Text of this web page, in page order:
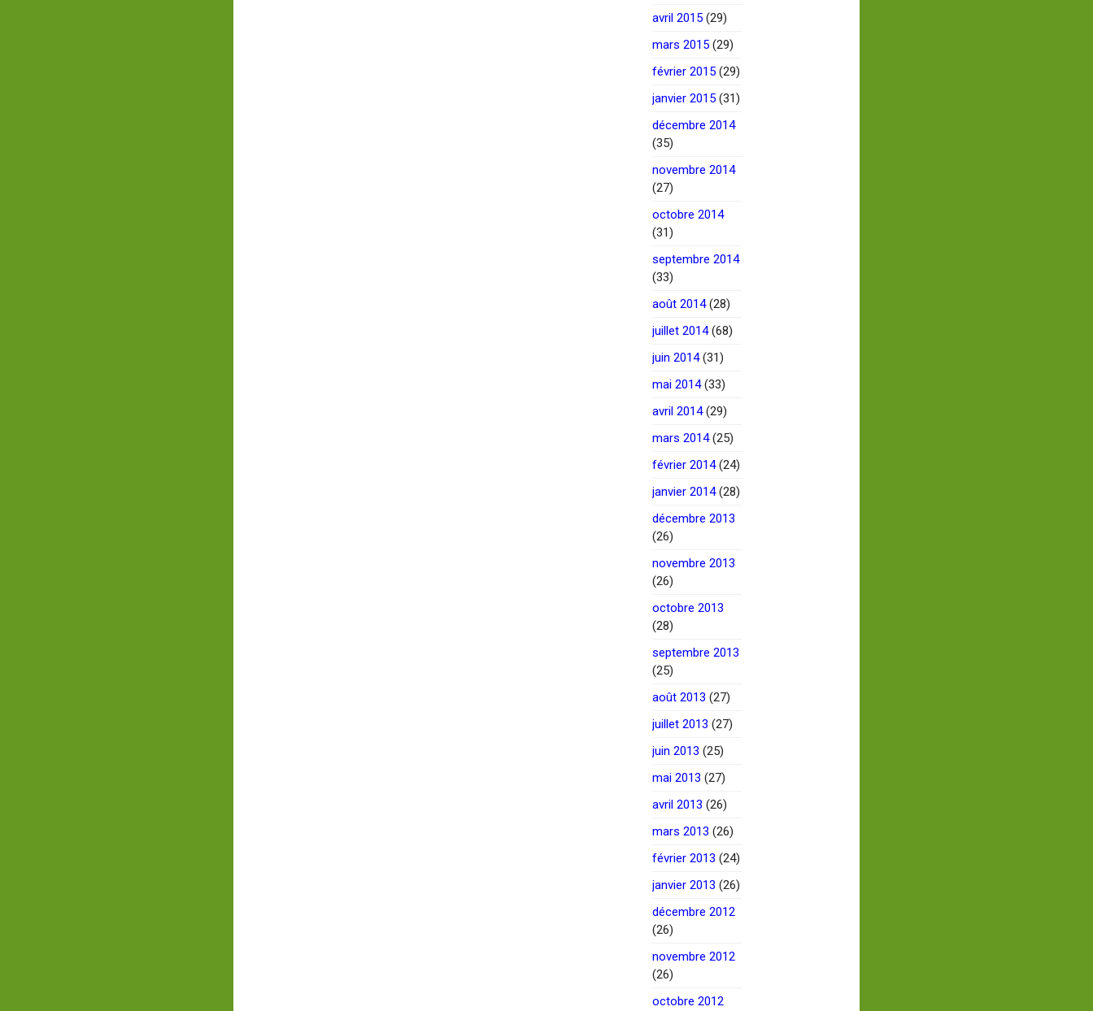
avril 2015 (29)
mars 2015 (29)
février 2015 (29)
janvier 2015 (31)
décembre 2014
(35)
novembre 2014
(27)
octobre 2014
(31)
septembre 2014
(33)
août 2014(28)
juillet 2014(68)
juin 2014(31)
mai 2014(33)
avril 2014(29)
mars 2014(25)
février 2014(24)
janvier 2014(28)
décembre 2013
(26)
novembre 2013
(26)
octobre 2013
(28)
septembre 2013
(25)
août 2013 (27)
juillet 2013 (27)
juin 2013 (25)
mai 2013 (27)
avril 2013 (26)
mars 2013 (26)
février 2013 (24)
janvier 2013 (26)
décembre 2012
(26)
novembre 2012
(26)
octobre 2012